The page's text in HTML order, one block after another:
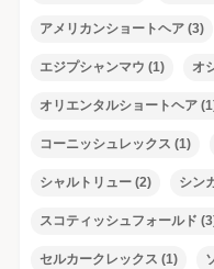
アメリカンショートヘア(3)
エジプシャンマウ (1) オ
オリエンタルショートヘア
コーニッシュレックス (1)
シャルトリュー(2) シン
スコティッシュフォールド
セルカークレックス (1)